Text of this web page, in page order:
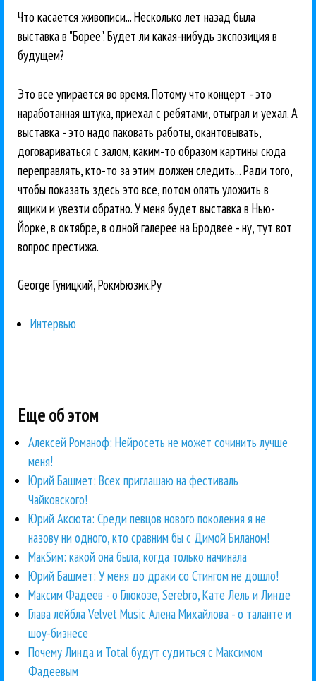
Что касается живописи... Несколько лет назад была
выставка в "Борее". Будет ли какая-нибудь экспозиция в
будущем?
Это все упирается во время. Потому что концерт - это
наработанная штука, приехал с ребятами, отыграл и уехал. А
выставка - это надо паковать работы, окантовывать,
договариваться с залом, каким-то образом картины сюда
переправлять, кто-то за этим должен следить... Ради того,
чтобы показать здесь это все, потом опять уложить в
ящики и увезти обратно. У меня будет выставка в Нью-
Йорке, в октябре, в одной галерее на Бродвее - ну, тут вот
вопрос престижа.
George Гуницкий, РокмЬюзик.Ру
Интервью
Еще об этом
Алексей Романоф: Нейросеть не может сочинить лучше
меня!
Юрий Башмет: Всех приглашаю на фестиваль
Чайковского!
Юрий Аксюта: Среди певцов нового поколения я не
назову ни одного, кто сравним бы с Димой Биланом!
МакSим: какой она была, когда только начинала
Юрий Башмет: У меня до драки со Стингом не дошло!
Максим Фадеев - о Глюкозе, Serebro, Кате Лель и Линде
Глава лейбла Velvet Music Алена Михайлова - о таланте и
шоу-бизнесе
Почему Линда и Total будут судиться с Максимом
Фадеевым